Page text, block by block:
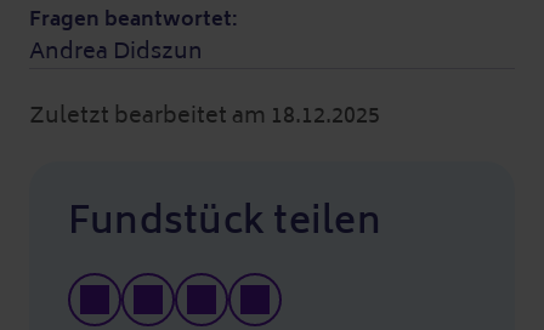
Fragen beantwortet:
Andrea Didszun
Zuletzt bearbeitet am 18.12.2025
Fundstück teilen